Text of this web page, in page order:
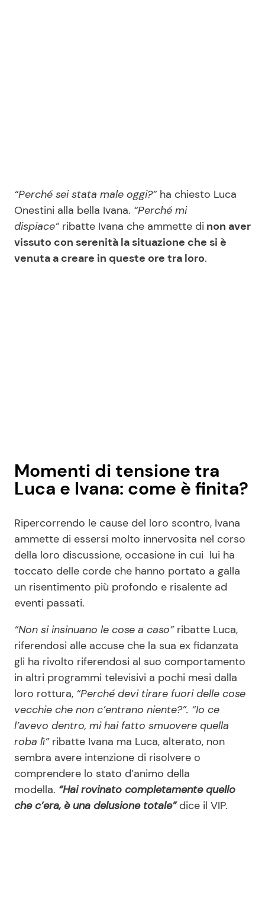
“Perché sei stata male oggi?”ha chiesto Luca
Onestini alla bella Ivana. “Perché mi
dispiace” ribatte Ivana che ammette di non aver
vissuto con serenità la situazione che si è
venuta a creare in queste ore tra loro.
Momenti di tensione tra
Luca e Ivana: come è finita?
Ripercorrendo le cause del loro scontro, Ivana
ammette di essersi molto innervosita nel corso
della loro discussione, occasione in cui lui ha
toccato delle corde che hanno portato a galla
un risentimento più profondo e risalente ad
eventi passati.
“Non si insinuano le cose a caso” ribatte Luca,
riferendosi alle accuse che la sua ex fidanzata
gli ha rivolto riferendosi al suo comportamento
in altri programmi televisivi a pochi mesi dalla
loro rottura, “Perché devi tirare fuori delle cose
vecchie che non c’entrano niente?”. “Io ce
l’avevo dentro, mi hai fatto smuovere quella
roba lì” ribatte Ivana ma Luca, alterato, non
sembra avere intenzione di risolvere o
comprendere lo stato d’animo della
modella. “Hai rovinato completamente quello
che c’era, è una delusione totale”dice il VIP.